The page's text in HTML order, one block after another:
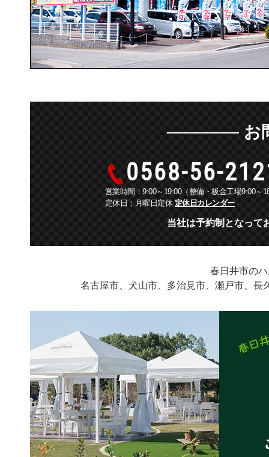
お
0568-56-
営業時間：9:00～19:00（整備・板金工場9:00～
定休日：月曜日定休 定休日カレンダー
当社は予約制となって
春日井市の
名古屋市、犬山市、多治見市、瀬戸市、長